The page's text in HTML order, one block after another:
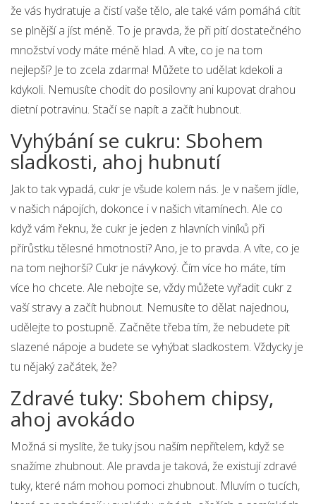
že vás hydratuje a čistí vaše tělo, ale také vám pomáhá cítit
se plnější a jíst méně. To je pravda, že při pití dostatečného
množství vody máte méně hlad. A víte, co je na tom
nejlepší? Je to zcela zdarma! Můžete to udělat kdekoli a
kdykoli. Nemusíte chodit do posilovny ani kupovat drahou
dietní potravinu. Stačí se napít a začít hubnout.
Vyhýbání se cukru: Sbohem
sladkosti, ahoj hubnutí
Jak to tak vypadá, cukr je všude kolem nás. Je v našem jídle,
v našich nápojích, dokonce i v našich vitamínech. Ale co
když vám řeknu, že cukr je jeden z hlavních viníků při
přírůstku tělesné hmotnosti? Ano, je to pravda. A víte, co je
na tom nejhorší? Cukr je návykový. Čím více ho máte, tím
více ho chcete. Ale nebojte se, vždy můžete vyřadit cukr z
vaší stravy a začít hubnout. Nemusíte to dělat najednou,
udělejte to postupně. Začněte třeba tím, že nebudete pít
slazené nápoje a budete se vyhýbat sladkostem. Vždycky je
tu nějaký začátek, že?
Zdravé tuky: Sbohem chipsy,
ahoj avokádo
Možná si myslíte, že tuky jsou naším nepřítelem, když se
snažíme zhubnout. Ale pravda je taková, že existují zdravé
tuky, které nám mohou pomoci zhubnout. Mluvím o tucích,